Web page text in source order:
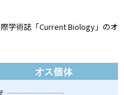
学術誌「Current Biology」のオ